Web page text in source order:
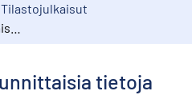
Tilastojulkaisut
tietoja